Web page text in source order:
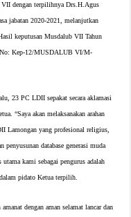
VII dengan terpilihnya Drs.H.Agus
jabatan 2020-2021, melanjutkan
keputusan Musdalub VII Tahun
No: Kep-12/MUSDALUB VI/M-
23 PC LDII sepakat secara aklamasi
“Saya akan melaksanakan arahan
Lamongan yang profesional religius,
database generasi muda
kami sebagai pengurus adalah
pidato Ketua terpilih.
dengan aman selamat lancar dan